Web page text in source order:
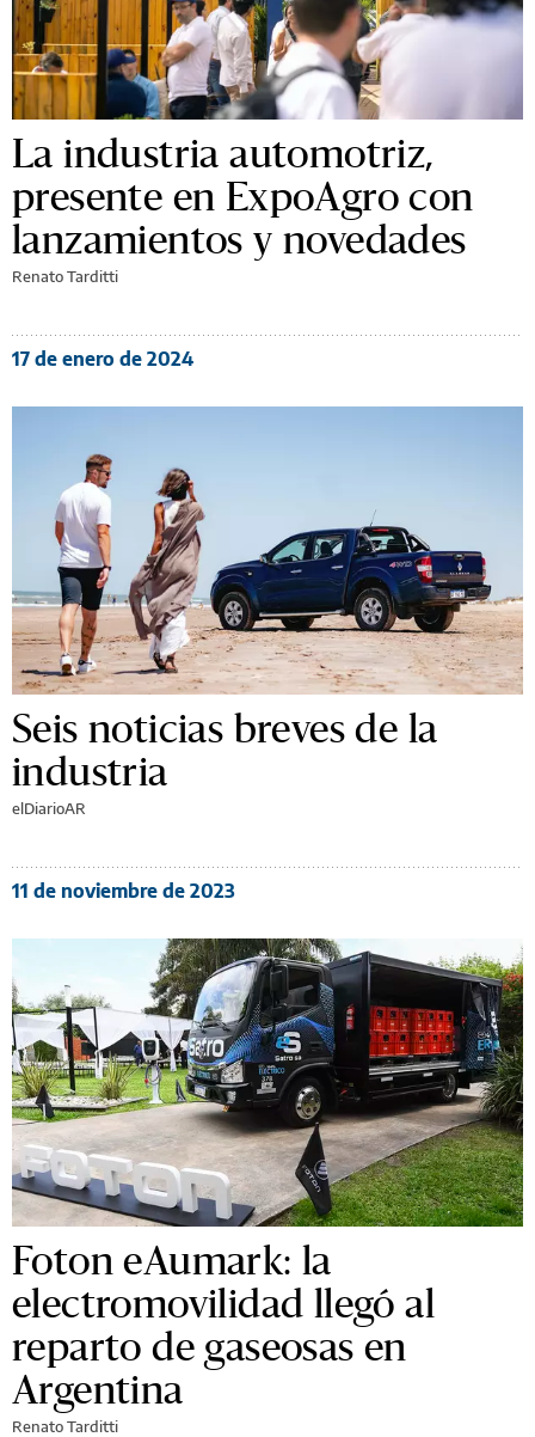
La industria automotriz,
presente en ExpoAgro con
lanzamientos y novedades
Renato Tarditti
17 de enero de 2024
Seis noticias breves de la
industria
elDiarioAR
11 de noviembre de 2023
Foton eAumark: la
electromovilidad llegó al
reparto de gaseosas en
Argentina
Renato Tarditti